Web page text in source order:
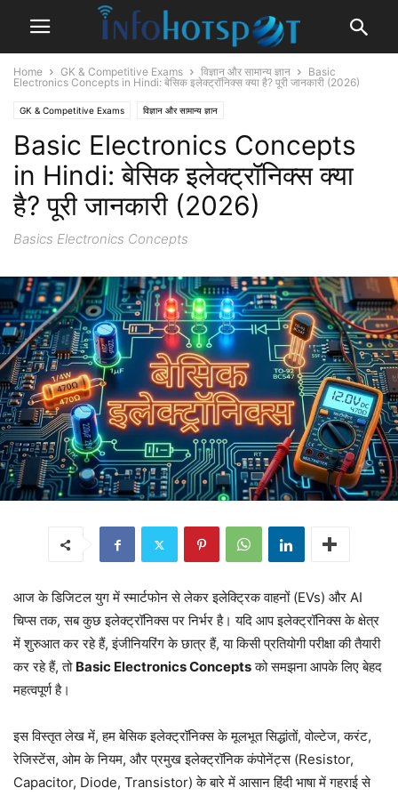
Home GK & Competitive Exams विज्ञान और सामान्य ज्ञान
Basic
Electronics Concepts in Hindi: बेसिक इलेक्ट्रॉनिक्स क्या है? पूरी जानकारी (2026)
GK & Competitive Exams विज्ञान और सामान्य ज्ञान
Basic Electronics Concepts
in Hindi: बेसिक इलेक्ट्रॉनिक्स क्या
है? पूरी जानकारी (2026)
Basics Electronics Concepts
आज के डिजिटल युग में स्मार्टफोन से लेकर इलेक्ट्रिक वाहनों (EVs) और AI
चिप्स तक, सब कुछ इलेक्ट्रॉनिक्स पर निर्भर है। यदि आप इलेक्ट्रॉनिक्स के क्षेत्र
में शुरुआत कर रहे हैं, इंजीनियरिंग के छात्र हैं, या किसी प्रतियोगी परीक्षा की तैयारी
कर रहे हैं, तो Basic Electronics Conceptsको समझना आपके लिए बेहद
महत्वपूर्ण है।
इस विस्तृत लेख में, हम बेसिक इलेक्ट्रॉनिक्स के मूलभूत सिद्धांतों, वोल्टेज, करंट,
रेजिस्टेंस, ओम के नियम, और प्रमुख इलेक्ट्रॉनिक कंपोनेंट्स (Resistor,
Capacitor, Diode, Transistor) के बारे में आसान हिंदी भाषा में गहराई से